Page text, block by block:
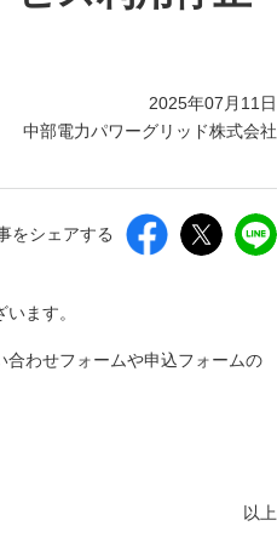
2025年07月11日
中部電力パワーグリッド株式会社
をシェアする
ます。
わせフォームや申込フォームの
以上